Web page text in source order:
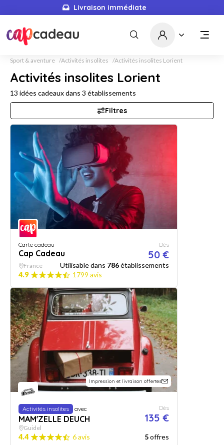
Livraison immédiate
Sport & aventure Activités insolites Activités insolites Lorient
Activités insolites Lorient
13 idées cadeaux dans 3 établissements
Filtres
Carte cadeau
Cap Cadeau
Dès
50 €
France Utilisable dans 786établissements
4.9
1799 avis
Impression et livraison offertes
Activités insolites avec
MAM'ZELLE DEUCH
Dès
135 €
Guidel
4.4 6 avis 5offres